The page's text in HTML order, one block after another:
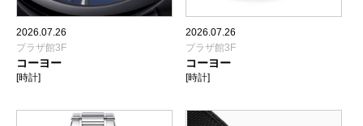
2026.07.26
プラザ館3F
コーヨー
[時計]
2026.07.26
プラザ館3F
コーヨー
[時計]